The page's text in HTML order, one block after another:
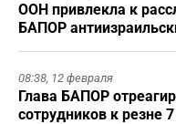
ООН привлекла к
БАПОР
08:38, 12 февраля
Глава БАПОР
сотрудников к резне